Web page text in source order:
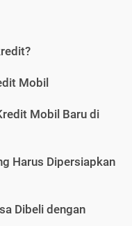
Mobil
Mobil Baru di
Harus Dipersiapkan
Dibeli dengan